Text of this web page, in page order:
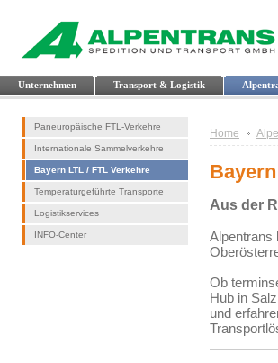
Unternehmen Transport & Logistik
Paneuropäische FTL-Verkehre
Internationale Sammelverkehre
Bayern LTL / FTL Verkehre
Temperaturgeführte Transporte
Logistikservices
INFO-Center
Home
Aus der
Alpentrans
Ob
Hub in
und